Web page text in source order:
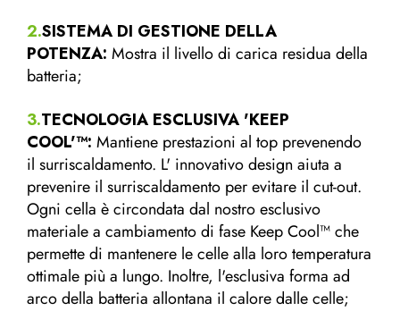
2.SISTEMA DI GESTIONE DELLA
POTENZA: Mostra il livello di carica residua della
batteria;
3.TECNOLOGIA ESCLUSIVA 'KEEP
COOL'™: Mantiene prestazioni al top prevenendo
il surriscaldamento. L' innovativo design aiuta a
prevenire il surriscaldamento per evitare il cut-out.
Ogni cella è circondata dal nostro esclusivo
materiale a cambiamento di fase Keep Cool™ che
permette di mantenere le celle alla loro temperatura
ottimale più a lungo. Inoltre, l'esclusiva forma ad
arco della batteria allontana il calore dalle celle;